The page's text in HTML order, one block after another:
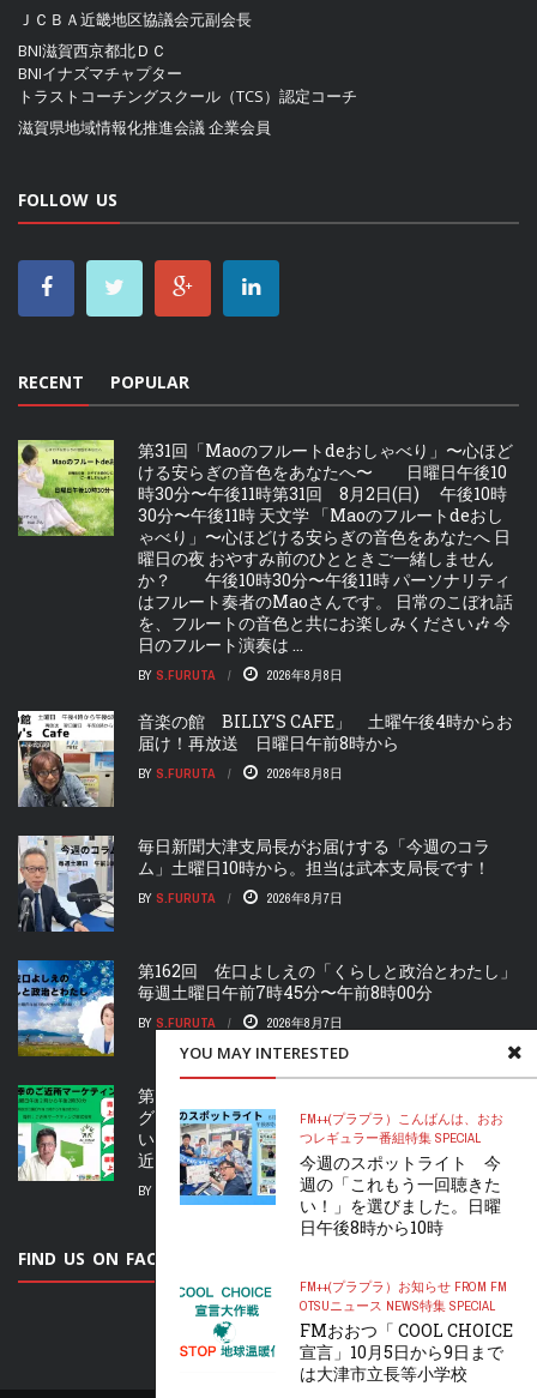
YOU MAY INTERESTED
FM++(プラプラ） こんばんは、おお
つレギュラー番組特集 SPECIAL
今週のスポットライト 今
週の「これもう一回聴きた
い！」を選びました。日曜
日午後8時から10時
FM++(プラプラ） お知らせ FROM FM
OTSUニュース NEWS特集 SPECIAL
FMおおつ「 COOL CHOICE
宣言」10月5日から9日まで
は大津市立長等小学校
ＪＣＢＡ近畿地区協議会元副会長
BNI滋賀西京都北ＤＣ
BNIイナズマチャプター
トラストコーチングスクール（TCS）認定コーチ
滋賀県地域情報化推進会議企業会員
FOLLOW US
RECENT POPULAR
第31回「Maoのフルートdeおしゃべり」〜心ほど
ける安らぎの音色をあなたへ〜 日曜日午後10
時30分〜午後11時第31回 8月2日(日) 午後10時
30分〜午後11時 天文学 「Maoのフルートdeおし
ゃべり」〜心ほどける安らぎの音色をあなたへ 日
曜日の夜 おやすみ前のひとときご一緒しません
か？ 午後10時30分〜午後11時 パーソナリティ
はフルート奏者のMaoさんです。 日常のこぼれ話
を、フルートの音色と共にお楽しみください🎶 今
日のフルート演奏は ...
BY S.FURUTA 2026年8月8日
音楽の館 BILLY’S CAFE」 土曜午後4時からお
届け！再放送 日曜日午前8時から
BY S.FURUTA 2026年8月8日
毎日新聞大津支局長がお届けする「今週のコラ
ム」土曜日10時から。担当は武本支局長です！
BY S.FURUTA 2026年8月7日
第162回 佐口よしえの「くらしと政治とわたし」
毎週土曜日午前7時45分〜午前8時00分
BY S.FURUTA 2026年8月7日
第19回 再放送「泉裕幸のご近所マーケティン
グ」「売り上げを上げたい」「顧客を増やした
い」 金曜日午後2時から午後2時30分 提供：ご
近所マーケティング株式会社
BY FURUTANARU 2026年8月7日
FIND US ON FACEBOOK